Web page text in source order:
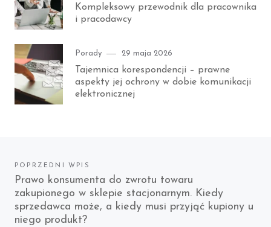
Kompleksowy przewodnik dla pracownika
i pracodawcy
Category
Porady
Posted
on
29 maja 2026
Tajemnica korespondencji – prawne
aspekty jej ochrony w dobie komunikacji
elektronicznej
Nawigacja
wpisu
POPRZEDNI WPIS
Previous
post:
Prawo konsumenta do zwrotu towaru
zakupionego w sklepie stacjonarnym. Kiedy
sprzedawca może, a kiedy musi przyjąć kupiony u
niego produkt?